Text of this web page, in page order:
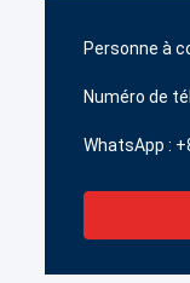
Personne à
Numéro de
WhatsApp :